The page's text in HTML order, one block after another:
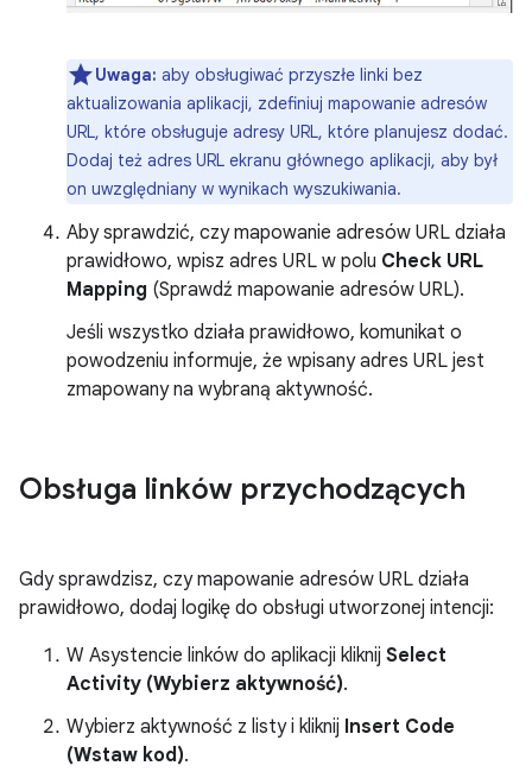
Uwaga: aby obsługiwać przyszłe linki bez
aktualizowania aplikacji, zdefiniuj mapowanie adresów
URL, które obsługuje adresy URL, które planujesz dodać.
Dodaj też adres URL ekranu głównego aplikacji, aby był
on uwzględniany w wynikach wyszukiwania.
Aby sprawdzić, czy mapowanie adresów URL działa
prawidłowo, wpisz adres URL w polu Check URL
Mapping (Sprawdź mapowanie adresów URL).
Jeśli wszystko działa prawidłowo, komunikat o
powodzeniu informuje, że wpisany adres URL jest
zmapowany na wybraną aktywność.
Obsługa linków przychodzących
Gdy sprawdzisz, czy mapowanie adresów URL działa
prawidłowo, dodaj logikę do obsługi utworzonej intencji:
W Asystencie linków do aplikacji kliknij Select
Activity (Wybierz aktywność).
Wybierz aktywność z listy i kliknij Insert Code
(Wstaw kod).